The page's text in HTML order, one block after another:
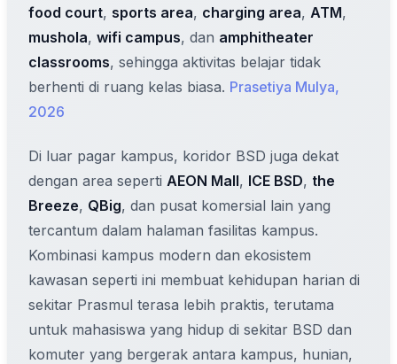
food court, sports area, charging area, ATM,
mushola, wifi campus, dan amphitheater
classrooms, sehingga aktivitas belajar tidak
berhenti di ruang kelas biasa. Prasetiya Mulya,
2026
Di luar pagar kampus, koridor BSD juga dekat
dengan area seperti AEON Mall, ICE BSD, the
Breeze, QBig, dan pusat komersial lain yang
tercantum dalam halaman fasilitas kampus.
Kombinasi kampus modern dan ekosistem
kawasan seperti ini membuat kehidupan harian di
sekitar Prasmul terasa lebih praktis, terutama
untuk mahasiswa yang hidup di sekitar BSD dan
komuter yang bergerak antara kampus, hunian,